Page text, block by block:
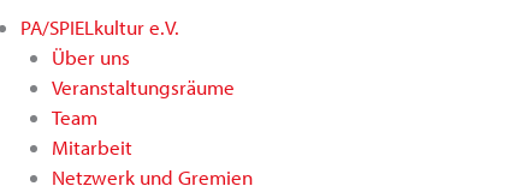
PA/SPIELkultur e.V.
Über uns
Veranstaltungsräume
Team
Mitarbeit
Netzwerk und Gremien